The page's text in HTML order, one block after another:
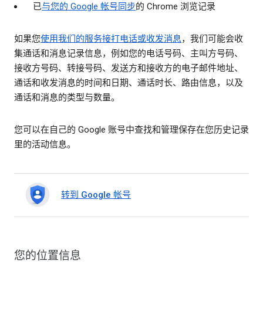
已与您的 Google 帐号同步的 Chrome 浏览记录
如果您使用我们的服务接打电话或收发消息，我们可能会收
集通话和消息记录信息，例如您的电话号码、主叫方号码、
接收方号码、转接号码、发送方和接收方的电子邮件地址、
通话和收发消息的时间和日期、通话时长、路由信息，以及
通话和消息的类型与数量。
您可以在自己的 Google 账号中查找和管理保存在您历史记录
里的活动信息。
转到 Google 帐号
您的位置信息